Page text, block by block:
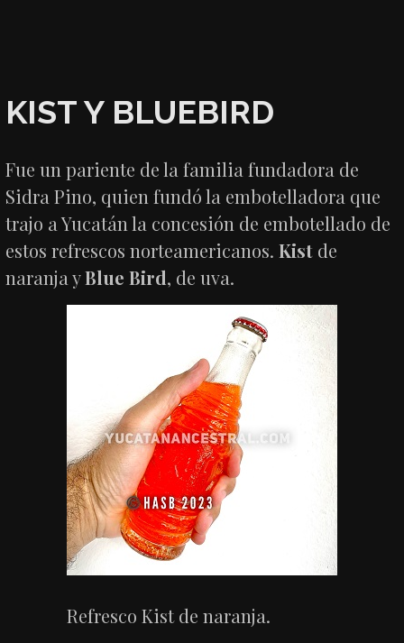
KIST Y BLUEBIRD
Fue un pariente de la familia fundadora de
Sidra Pino, quien fundó la embotelladora que
trajo a Yucatán la concesión de embotellado de
estos refrescos norteamericanos.Kist de
naranja yBlue Bird, de uva.
Refresco Kist de naranja.